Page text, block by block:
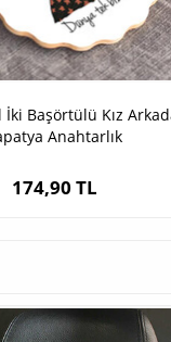
İki Başörtülü Kız
Anahtarlık
174,90 TL